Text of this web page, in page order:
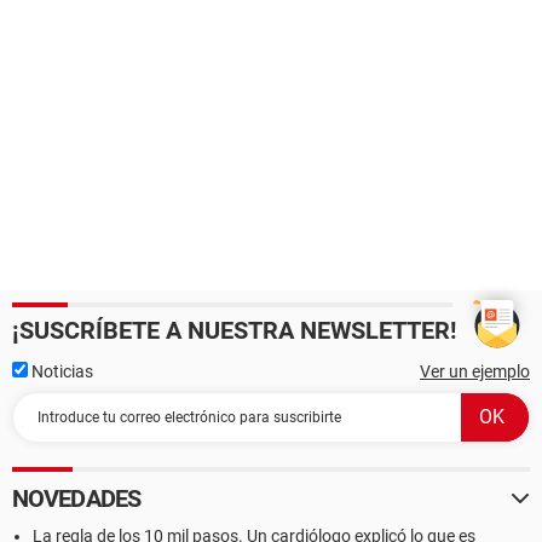
¡SUSCRÍBETE A NUESTRA NEWSLETTER!
Noticias Ver un ejemplo
NOVEDADES
La regla de los 10 mil pasos. Un cardiólogo explicó lo que es